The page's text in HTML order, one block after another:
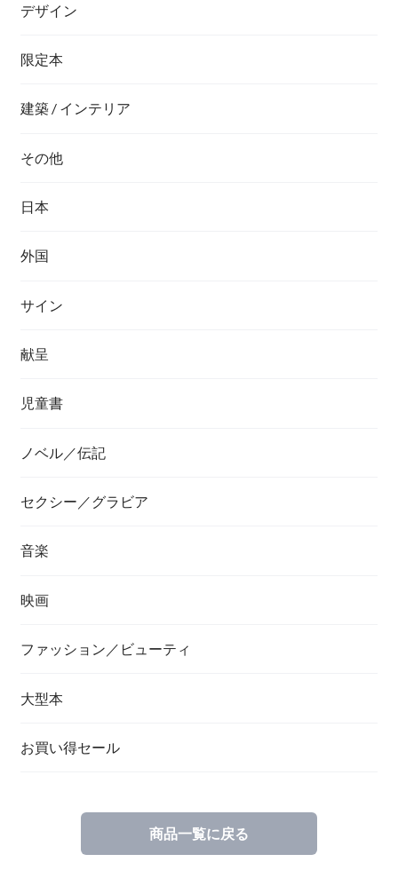
デザイン
限定本
建築 / インテリア
その他
日本
外国
サイン
献呈
児童書
ノベル／伝記
セクシー／グラビア
音楽
映画
ファッション／ビューティ
大型本
お買い得セール
商品一覧に戻る